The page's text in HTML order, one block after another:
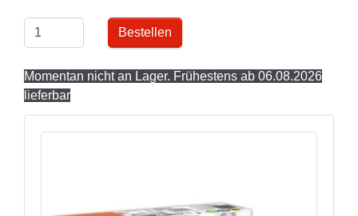
Bestellen
Momentan nicht an Lager. Frühestens ab 06.08.2026
lieferbar